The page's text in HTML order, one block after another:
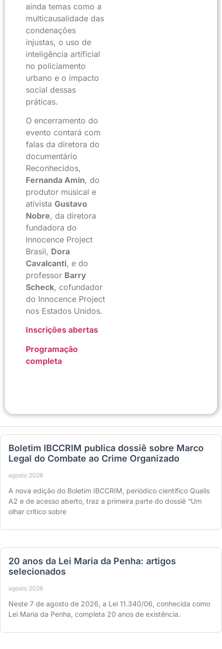
ainda temas como a
multicausalidade das
condenações
injustas, o uso de
inteligência artificial
no policiamento
urbano e o impacto
social dessas
práticas.
O encerramento do
evento contará com
falas da diretora do
documentário
Reconhecidos,
Fernanda Amin, do
produtor musical e
ativista Gustavo
Nobre, da diretora
fundadora do
Innocence Project
Brasil, Dora
Cavalcanti, e do
professor Barry
Scheck, cofundador
do Innocence Project
nos Estados Unidos.
Inscrições abertas
Programação
completa
Boletim IBCCRIM publica dossiê sobre Marco
Legal do Combate ao Crime Organizado
agosto 2026
A nova edição do Boletim IBCCRIM, periódico científico Qualis
A2 e de acesso aberto, traz a primeira parte do dossiê “Um
olhar crítico sobre
20 anos da Lei Maria da Penha: artigos
selecionados
agosto 2026
Neste 7 de agosto de 2026, a Lei 11.340/06, conhecida como
Lei Maria da Penha, completa 20 anos de existência.